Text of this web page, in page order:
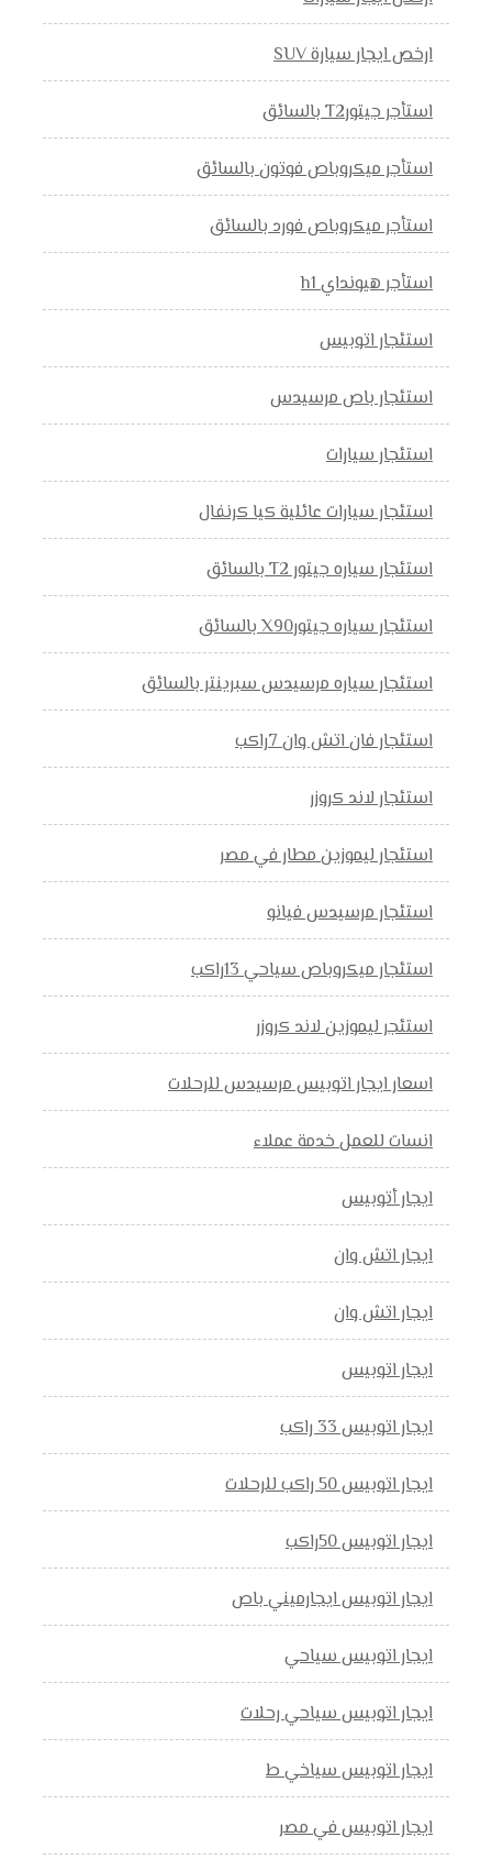
ارخص ايجار سيارة SUV
استأجر جيتورT2 بالسائق
استأجر ميكروباص فوتون بالسائق
استأجر ميكروباص فورد بالسائق
استأجر هيونداي h1
استئجار اتوبيس
استئجار باص مرسيدس
استئجار سيارات
استئجار سيارات عائلية كيا كرنفال
استئجار سياره جيتور T2 بالسائق
استئجار سياره جيتورX90 بالسائق
استئجار سياره مرسيدس سبرينتر بالسائق
استئجار فان اتش وان 7راكب
استئجار لاند كروزر
استئجار ليموزين مطار في مصر
استئجار مرسيدس فيانو
استئجار ميكروباص سياحي 13راكب
استئجر ليموزين لاند كروزر
اسعار ايجار اتوبيس مرسيدس للرحلات
انسات للعمل خدمة عملاء
ايجار أتوبيس
ايجار اتش وان
ايجار اتش وان
ايجار اتوبيس
ايجار اتوبيس 33 راكب
ايجار اتوبيس 50 راكب للرحلات
ايجار اتوبيس 50راكب
ايجار اتوبيس ايجارميني باص
ايجار اتوبيس سياحي
ايجار اتوبيس سياحي رحلات
ايجار اتوبيس سياخي ط
ايجار اتوبيس في مصر